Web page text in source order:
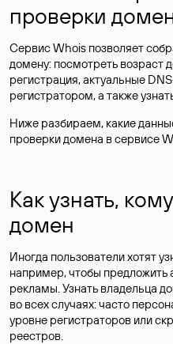
проверки
Сервис Whois позволяет
домену: посмотреть возраст
регистрация, актуальные
регистратором, а также
Ниже разбираем, какие
проверки домена в сервисе
Как узнать,
домен
Иногда пользователи хотят
например, чтобы
рекламы. Узнать владельца
во всех случаях: часто
уровне регистраторов или
реестров.